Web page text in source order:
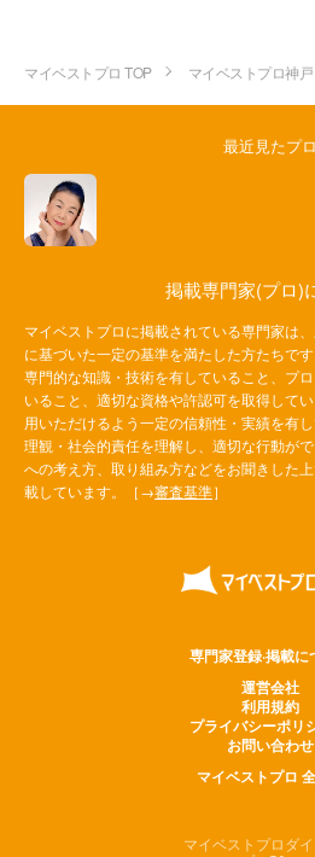
マイベストプロ TOP マイベストプロ神戸
最近見たプロ
掲載専門家(プロ)
マイベストプロに掲載されている専門家は
に基づいた一定の基準を満たした方たちで
専門的な知識・技術を有していること、プ
いること、適切な資格や許認可を取得して
用いただけるよう一定の信頼性・実績を有
理観・社会的責任を理解し、適切な行動が
への考え方、取り組み方などをお聞きした
載しています。［→審査基準］
専門家登録·掲載に
運営会社
利用規約
プライバシーポリ
お問い合わせ
マイベストプロ
マイベストプロダ